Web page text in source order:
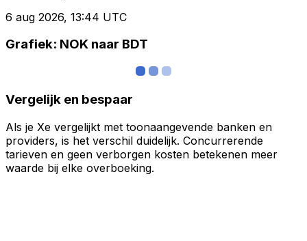
6 aug 2026, 13:44 UTC
Grafiek: NOK naar BDT
Vergelijk en bespaar
Als je Xe vergelijkt met toonaangevende banken en
providers, is het verschil duidelijk. Concurrerende
tarieven en geen verborgen kosten betekenen meer
waarde bij elke overboeking.